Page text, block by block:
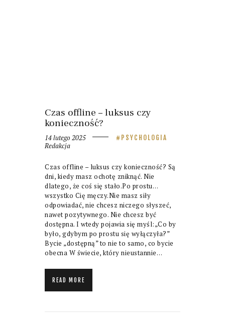
Czas offline – luksus czy
konieczność?
14 lutego 2025 PSYCHOLOGIA
Redakcja
Czas offline – luksus czy konieczność? Są
dni, kiedy masz ochotę zniknąć. Nie
dlatego, że coś się stało.Po prostu…
wszystko Cię męczy.Nie masz siły
odpowiadać, nie chcesz niczego słyszeć,
nawet pozytywnego. Nie chcesz być
dostępna. I wtedy pojawia się myśl:„Co by
było, gdybym po prostu się wyłączyła?”
Bycie „dostępną” to nie to samo, co bycie
obecna W świecie, który nieustannie…
READ MORE